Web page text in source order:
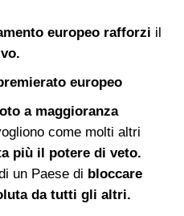
europeo rafforzi il
europeo
a maggioranza
come molti altri
più il potere di veto.
un Paese di bloccare
da tutti gli altri.